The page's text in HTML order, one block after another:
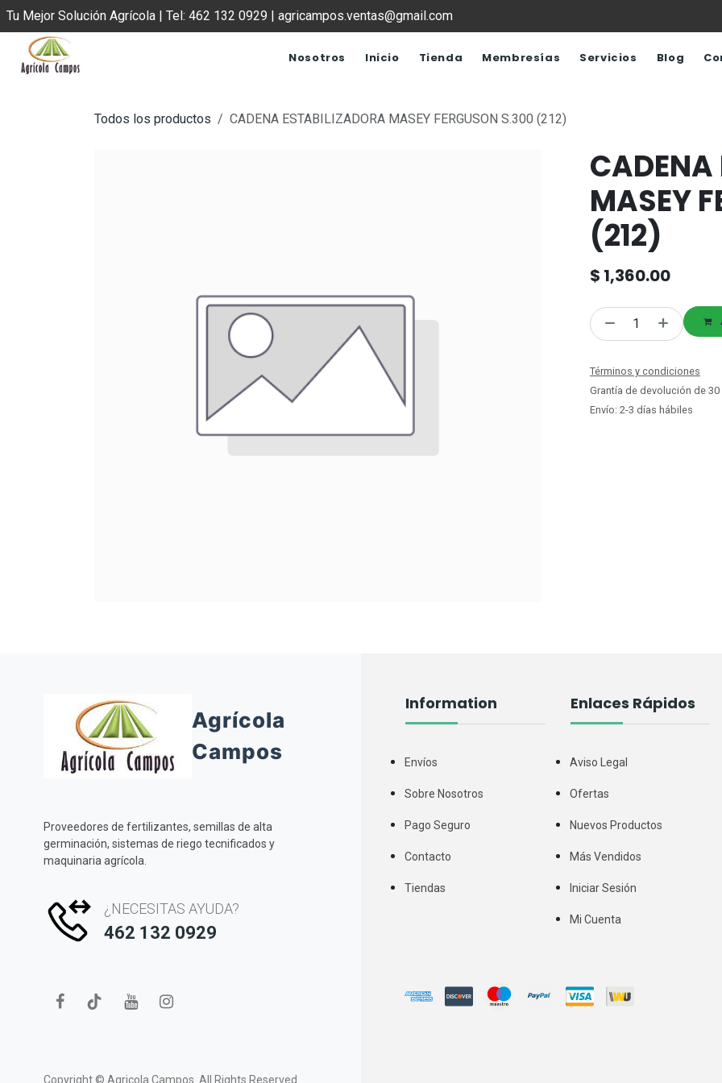
Tu Mejor Solución Agrícola | Tel: 462 132 0929 | agricampos.ventas@gmail.com
Nosotros Inicio Tienda Membresías Servicios Blog
Todos los productos CADENA ESTABILIZADORA MASEY FERGUSON S.300 (212)
CADENA
MASEY
(212)
$ 1,360.00
Términos y condiciones
Grantía de devolución de
Envío: 2-3 días hábiles
Agrícola
Campos
Proveedores de fertilizantes, semillas de alta
germinación, sistemas de riego tecnificados y
maquinaria agrícola.
¿NECESITAS AYUDA?
462 132 0929
Copyright © Agricola Campos. All Rights Reserved
Information
Envíos
Sobre Nosotros
Pago Seguro
Contacto
Tiendas
Enlaces Rápidos
Aviso Legal
Ofertas
Nuevos Productos
Más Vendidos
Iniciar Sesión
Mi Cuenta